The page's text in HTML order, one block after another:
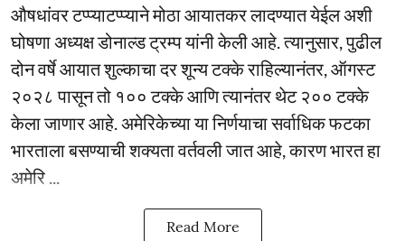
औषधांवर टप्प्याटप्प्याने मोठा आयातकर लादण्यात येईल अशी
घोषणा अध्यक्ष डोनाल्ड ट्रम्प यांनी केली आहे. त्यानुसार, पुढील
दोन वर्षे आयात शुल्काचा दर शून्य टक्के राहिल्यानंतर, ऑगस्ट
२०२८ पासून तो १०० टक्के आणि त्यानंतर थेट २०० टक्के
केला जाणार आहे. अमेरिकेच्या या निर्णयाचा सर्वाधिक फटका
भारताला बसण्याची शक्यता वर्तवली जात आहे, कारण भारत हा
अमेरि ...
Read More